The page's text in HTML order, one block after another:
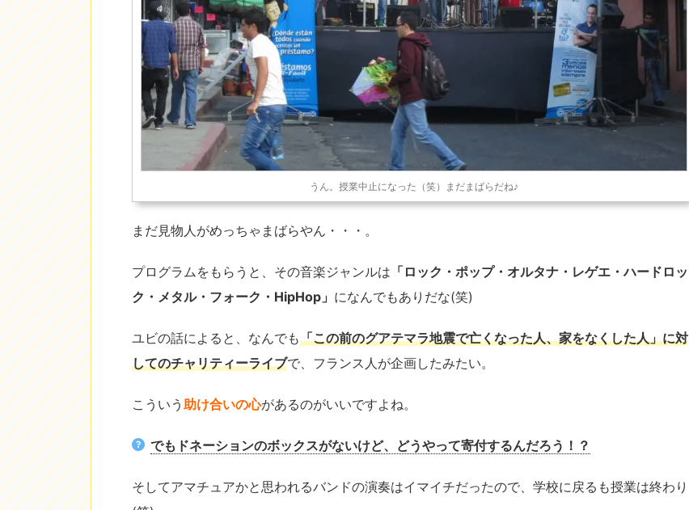
うん。授業中止になった（笑）まだまばらだね♪
まだ見物人がめっちゃまばらやん・・・。
プログラムをもらうと、その音楽ジャンルは 「ロック・ポップ・オルタナ・レゲエ・ハードロッ
ク・メタル・フォーク・HipHop」 になんでもありだな(笑)
ユビの話によると、なんでも「この前のグアテマラ地震で亡くなった人、家をなくした人」に対
してのチャリティーライブで、フランス人が企画したみたい。
こういう 助け合いの心があるのがいいですよね。
でもドネーションのボックスがないけど、どうやって寄付するんだろう！？
そしてアマチュアかと思われるバンドの演奏はイマイチだったので、学校に戻るも授業は終わり